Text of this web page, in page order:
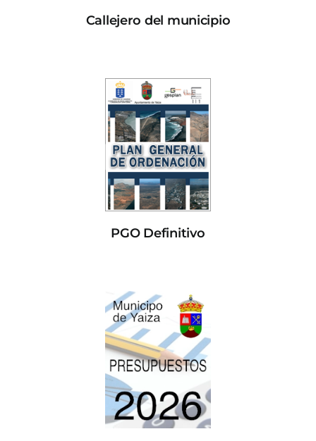
Callejero del municipio
PGO Definitivo